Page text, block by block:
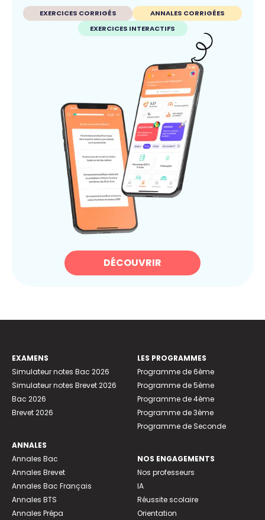
EXERCICES CORRIGÉS
ANNALES CORRIGÉES
EXERCICES INTERACTIFS
DÉCOUVRIR
EXAMENS
Simulateur notes Bac 2026
Simulateur notes Brevet 2026
Bac 2026
Brevet 2026
ANNALES
Annales Bac
Annales Brevet
Annales Bac Français
Annales BTS
Annales Prépa
LES PROGRAMMES
Programme de 6ème
Programme de 5ème
Programme de 4ème
Programme de 3ème
Programme de Seconde
NOS ENGAGEMENTS
Nos professeurs
IA
Réussite scolaire
Orientation